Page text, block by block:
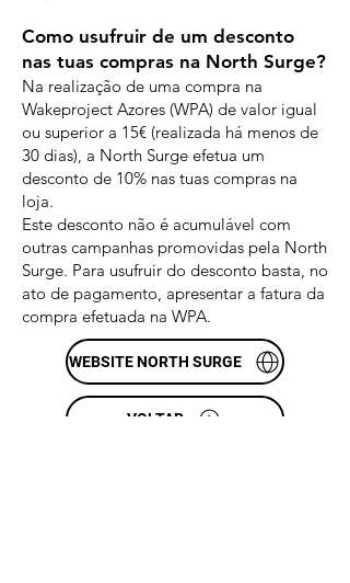
Como usufruir de um desconto
nas tuas compras na North Surge?
Na realização de uma compra na
Wakeproject Azores (WPA) de valor igual
ou superior a 15€ (realizada há menos de
30 dias), a North Surge efetua um
desconto de 10% nas tuas compras na
loja.
Este desconto não é acumulável com
outras campanhas promovidas pela North
Surge. Para usufruir do desconto basta, no
ato de pagamento, apresentar a fatura da
compra efetuada na WPA.
WEBSITE NORTH SURGE
VOLTAR